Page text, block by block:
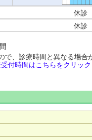
休診
休診
、診療時間と異なる場合
付時間はこちらをクリッ